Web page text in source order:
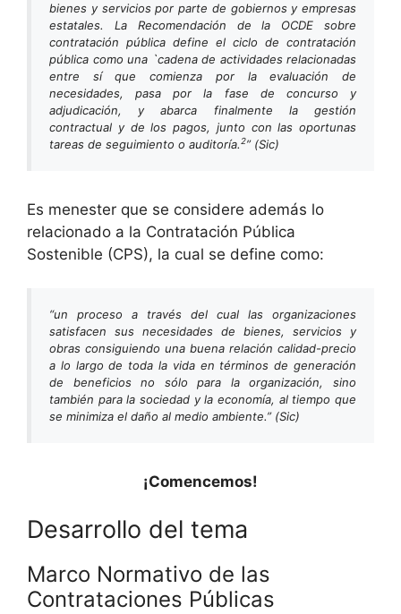
bienes y servicios por parte de gobiernos y empresas
estatales. La Recomendación de la OCDE sobre
contratación pública define el ciclo de contratación
pública como una `cadena de actividades relacionadas
entre sí que comienza por la evaluación de
necesidades, pasa por la fase de concurso y
adjudicación, y abarca finalmente la gestión
contractual y de los pagos, junto con las oportunas
tareas de seguimiento o auditoría. 2”(Sic)
Es menester que se considere además lo
relacionado a la Contratación Pública
Sostenible (CPS), la cual se define como:
“un proceso a través del cual las organizaciones
satisfacen sus necesidades de bienes, servicios y
obras consiguiendo una buena relación calidad-precio
a lo largo de toda la vida en términos de generación
de beneficios no sólo para la organización, sino
también para la sociedad y la economía, al tiempo que
se minimiza el daño al medio ambiente.”(Sic)
¡Comencemos!
Desarrollo del tema
Marco Normativo de las
Contrataciones Públicas